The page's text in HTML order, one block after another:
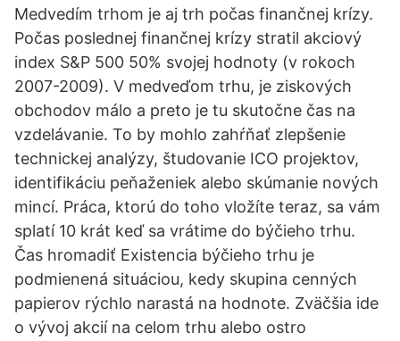
Medvedím trhom je aj trh počas finančnej krízy.
Počas poslednej finančnej krízy stratil akciový
index S&P 500 50% svojej hodnoty (v rokoch
2007-2009). V medveďom trhu, je ziskových
obchodov málo a preto je tu skutočne čas na
vzdelávanie. To by mohlo zahŕňať zlepšenie
technickej analýzy, študovanie ICO projektov,
identifikáciu peňaženiek alebo skúmanie nových
mincí. Práca, ktorú do toho vložíte teraz, sa vám
splatí 10 krát keď sa vrátime do býčieho trhu.
Čas hromadiť Existencia býčieho trhu je
podmienená situáciou, kedy skupina cenných
papierov rýchlo narastá na hodnote. Zväčšia ide
o vývoj akcií na celom trhu alebo ostro